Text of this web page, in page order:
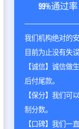
99%通过
我们机构绝对的
目前为止没有失
【诚信】诚信做
后付尾款。
【保分】我们可
制分数。
【口碑】我们一